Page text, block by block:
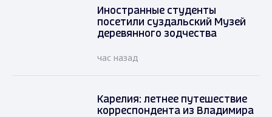
Иностранные студенты
посетили суздальский Музей
деревянного зодчества
час назад
Карелия: летнее путешествие
корреспондента из Владимира